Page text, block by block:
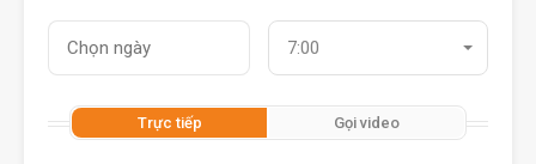
7:00
Trực tiếp Gọi video